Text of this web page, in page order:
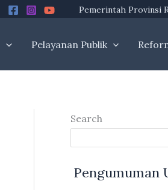
Pemerintah Provinsi
Pelayanan Publik
Search
Pengumuman